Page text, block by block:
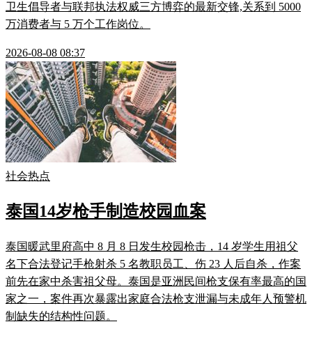
卫生倡导者与联邦执法权威三方博弈的最新交锋,关系到 5000
万消费者与 5 万个工作岗位。
2026-08-08 08:37
社会热点
泰国14岁枪手制造校园血案
泰国暖武里府高中 8 月 8 日发生校园枪击，14 岁学生用祖父
名下合法登记手枪射杀 5 名教职员工、伤 23 人后自杀，作案
前先在家中杀害祖父母。泰国是亚洲民间枪支保有率最高的国
家之一，案件再次暴露出家庭合法枪支泄漏与未成年人预警机
制缺失的结构性问题。